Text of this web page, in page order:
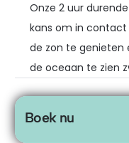
Onze 2 uur
kans om in
de zon te genieten
de oceaan te zien
Boek nu